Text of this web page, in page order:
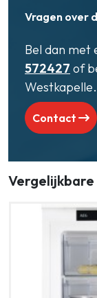
Vragen over
Bel dan met
572427 of
Westkapelle.
Contact